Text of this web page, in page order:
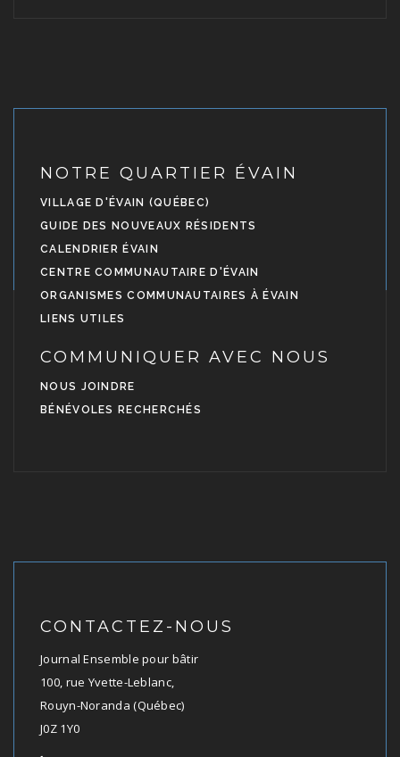
NOTRE QUARTIER ÉVAIN
VILLAGE D'ÉVAIN (QUÉBEC)
GUIDE DES NOUVEAUX RÉSIDENTS
CALENDRIER ÉVAIN
CENTRE COMMUNAUTAIRE D'ÉVAIN
ORGANISMES COMMUNAUTAIRES À ÉVAIN
LIENS UTILES
COMMUNIQUER AVEC NOUS
NOUS JOINDRE
BÉNÉVOLES RECHERCHÉS
CONTACTEZ-NOUS
Journal Ensemble pour bâtir
100, rue Yvette-Leblanc,
Rouyn-Noranda (Québec)
J0Z 1Y0